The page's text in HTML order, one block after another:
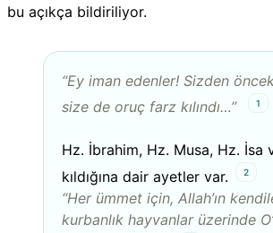
bu açıkça bildiriliyor.
“Ey iman edenler! Sizden
size de oruç farz kılındı…”
1
Hz. İbrahim, Hz. Musa, Hz.
kıldığına dair ayetler var.
2
“Her ümmet için, Allah’ın
kurbanlık hayvanlar üzerinde